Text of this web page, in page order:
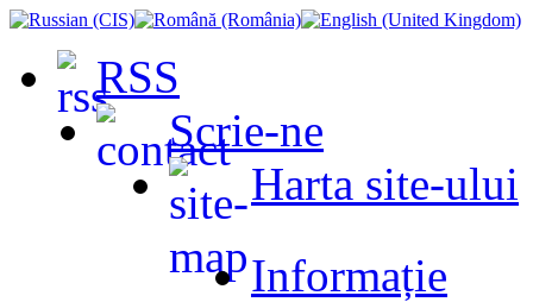
RSS
Scrie-ne
Harta site-ului
Informație